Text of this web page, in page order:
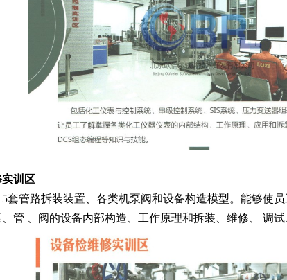
训区
套管路拆装装置、各类机泵阀和设备构造模型。能够使
管 、阀的设备内部构造、工作原理和拆装、维修、 调试